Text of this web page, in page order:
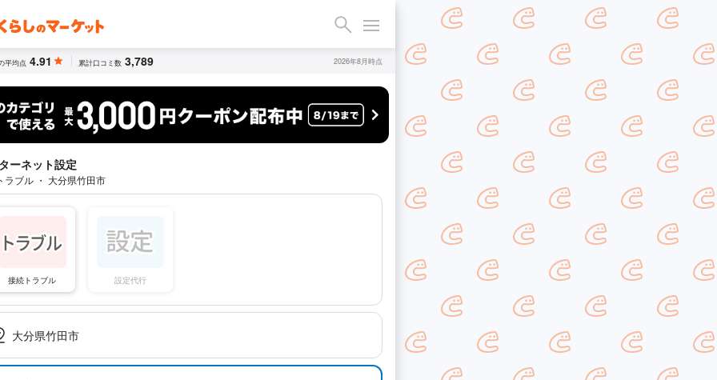
平均点 4.91 累計口コミ数 3,789 2026年8月時点
ーネット設定
ラブル ・ 大分県竹田市
接続トラブル 設定代行
大分県竹田市